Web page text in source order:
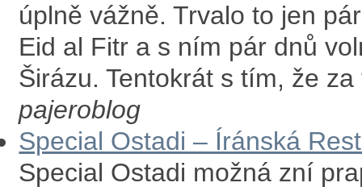
úplně vážně. Trvalo to jen
Eid al Fitr a s ním pár dnů
Širázu. Tentokrát s tím, že
pajeroblog
Special Ostadi – Íránská
Special Ostadi možná zní